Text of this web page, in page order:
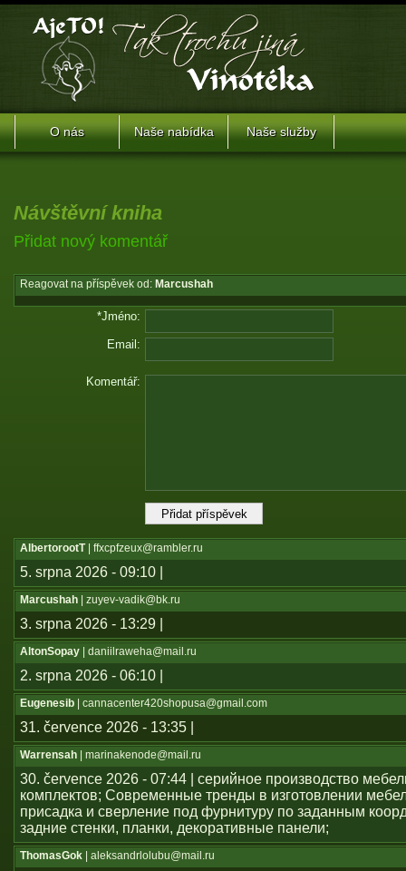
O nás Naše nabídka Naše služby
Návštěvní kniha
Přidat nový komentář
Reagovat na příspěvek od: Marcushah
*Jméno:
Email:
Komentář:
AlbertorootT| ffxcpfzeux@rambler.ru
5. srpna 2026 - 09:10 |
Marcushah | zuyev-vadik@bk.ru
3. srpna 2026 - 13:29 |
AltonSopay | daniilraweha@mail.ru
2. srpna 2026 - 06:10 |
Eugenesib | cannacenter420shopusa@gmail.com
31. července 2026 - 13:35 |
Warrensah | marinakenode@mail.ru
30. července 2026 - 07:44 | серийное производство
комплектов; Современные тренды в изготовлении
присадка и сверление под фурнитуру по заданным
задние стенки, планки, декоративные панели;
ThomasGok | aleksandrlolubu@mail.ru